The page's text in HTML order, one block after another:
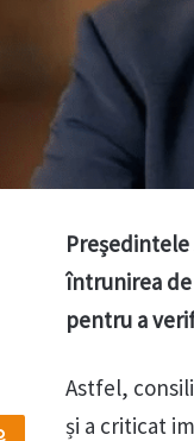
Președintele
întrunirea de
pentru a
Astfel,
și a criticat
Odnoklassniki